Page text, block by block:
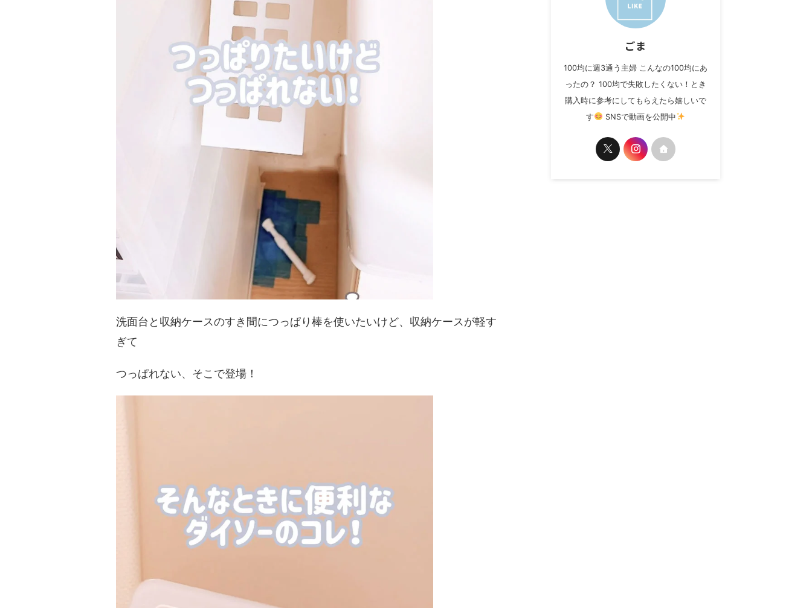
洗面台と収納ケースのすき間につっぱり棒を使いたいけど、収納ケースが軽す
ぎて
つっぱれない、そこで登場！
ごま
100均に週3通う主婦 こんなの100均にあ
ったの？ 100均で失敗したくない！とき
購入時に参考にしてもらえたら嬉しいで
す
SNSで動画を公開中